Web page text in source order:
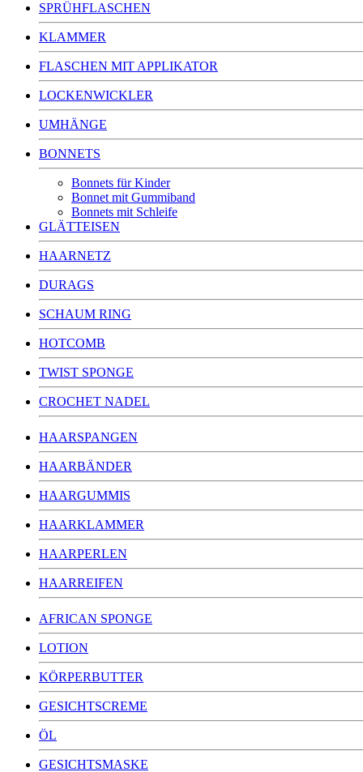
SPRÜHFLASCHEN
KLAMMER
FLASCHEN MIT APPLIKATOR
LOCKENWICKLER
UMHÄNGE
BONNETS
Bonnets für Kinder
Bonnet mit Gummiband
Bonnets mit Schleife
GLÄTTEISEN
HAARNETZ
DURAGS
SCHAUM RING
HOTCOMB
TWIST SPONGE
CROCHET NADEL
HAARSPANGEN
HAARBÄNDER
HAARGUMMIS
HAARKLAMMER
HAARPERLEN
HAARREIFEN
AFRICAN SPONGE
LOTION
KÖRPERBUTTER
GESICHTSCREME
ÖL
GESICHTSMASKE